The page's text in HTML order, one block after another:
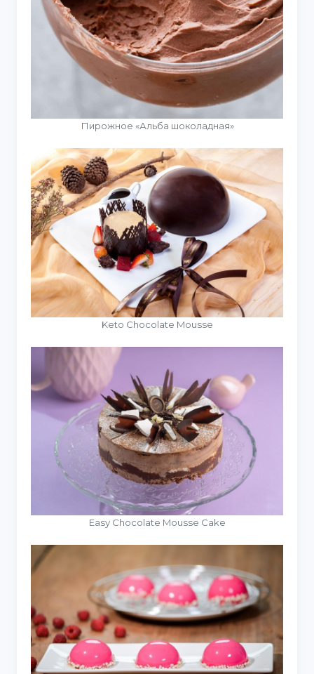
Пирожное «Альба шоколадная»
Keto Chocolate Mousse
Easy Chocolate Mousse Cake